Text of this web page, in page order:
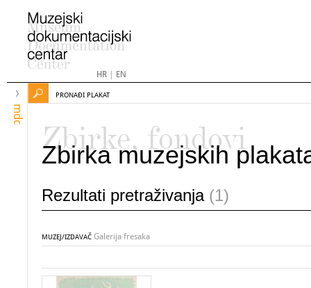
HR| EN
mdc
PRONAĐI PLAKAT
Zbirke, fondovi
Zbirka muzejskih
Rezultati pretraživanja (1)
MUZEJ/IZDAVAČ Galerija fresaka